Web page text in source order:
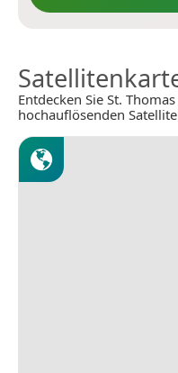
Entdecken Sie St.
hochauflösenden